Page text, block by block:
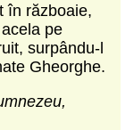
în războaie,
pe
surpându-l
Gheorghe.